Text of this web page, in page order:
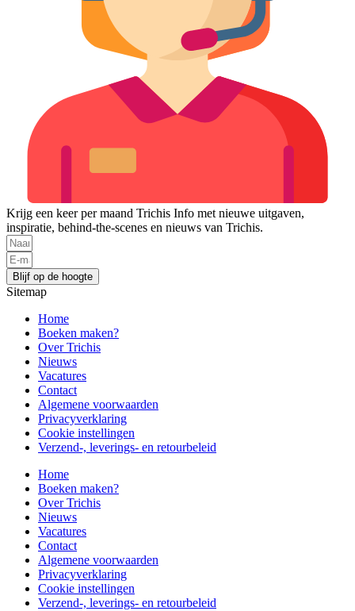
Krijg een keer per maand Trichis Info met nieuwe uitgaven,
inspiratie, behind-the-scenes en nieuws van Trichis.
Blijf op de hoogte
Sitemap
Home
Boeken maken?
Over Trichis
Nieuws
Vacatures
Contact
Algemene voorwaarden
Privacyverklaring
Cookie instellingen
Verzend-, leverings- en retourbeleid
Home
Boeken maken?
Over Trichis
Nieuws
Vacatures
Contact
Algemene voorwaarden
Privacyverklaring
Cookie instellingen
Verzend-, leverings- en retourbeleid